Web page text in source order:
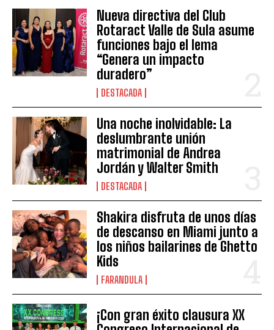
Nueva directiva del Club
Rotaract Valle de Sula asume
funciones bajo el lema
“Genera un impacto
duradero”
DESTACADA
Una noche inolvidable: La
deslumbrante unión
matrimonial de Andrea
Jordán y Walter Smith
DESTACADA
Shakira disfruta de unos días
de descanso en Miami junto a
los niños bailarines de Ghetto
Kids
FARANDULA
¡Con gran éxito clausura XX